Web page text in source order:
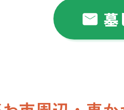
mail 墓